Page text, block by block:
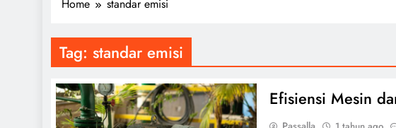
Home standar emisi
Tag: standar emisi
Efisiensi Mesin